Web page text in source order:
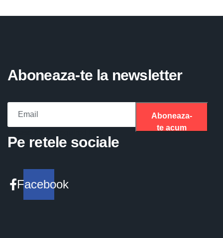
Aboneaza-te la newsletter
Aboneaza-
te acum
Pe retele sociale
Facebook